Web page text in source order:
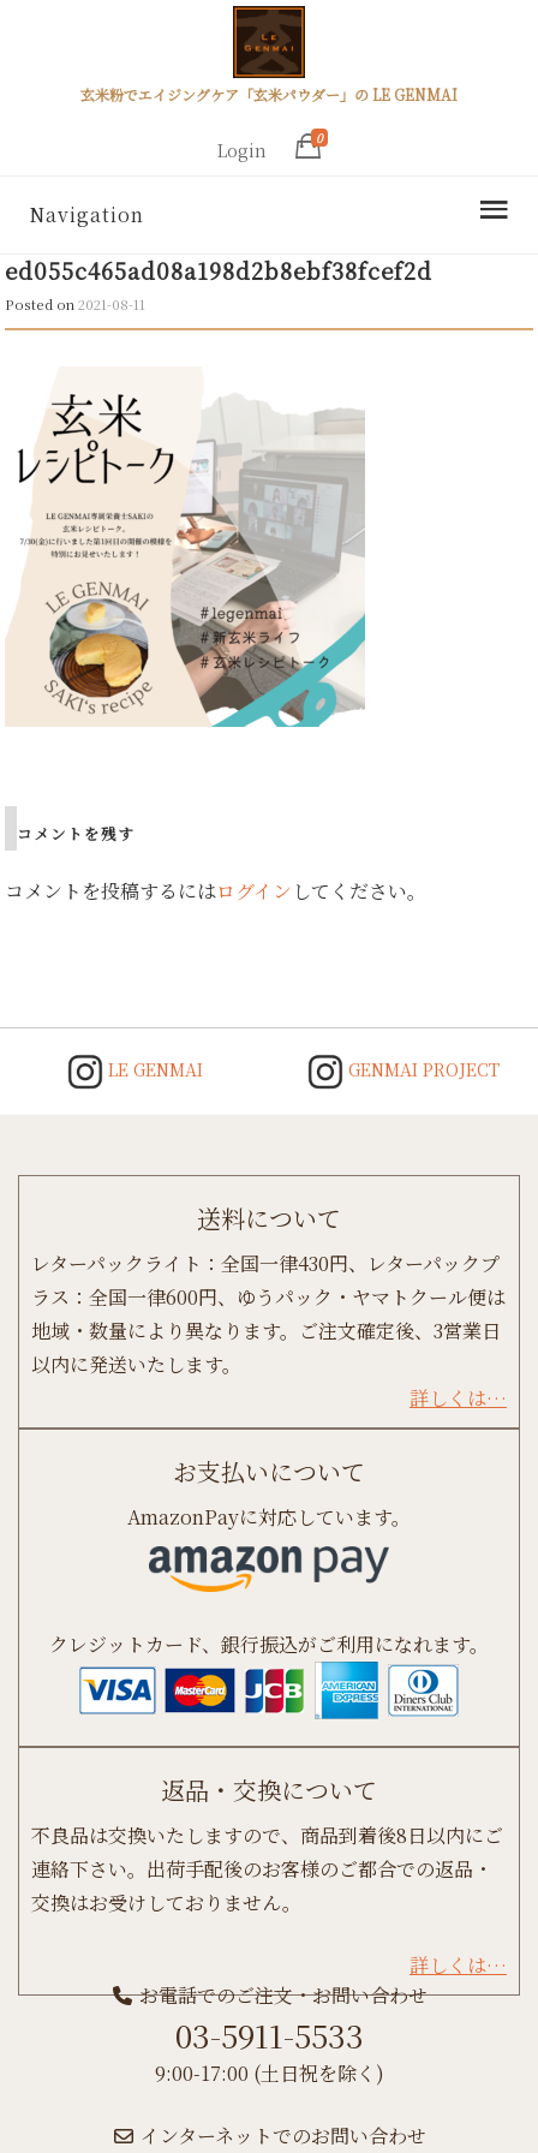
玄米粉でエイジングケア「玄米パウダー」の LE GENMAI
Login
0
Navigation
ed055c465ad08a198d2b8ebf38fcef2d
Posted on2021-08-11
コメントを残す
コメントを投稿するにはログイン してください。
LE GENMAI GENMAI PROJECT
送料について
レターパックライト：全国一律430円、レターパックプ
ラス：全国一律600円、ゆうパック・ヤマトクール便は
地域・数量により異なります。ご注文確定後、3営業日
以内に発送いたします。
詳しくは…
お支払いについて
AmazonPayに対応しています。
クレジットカード、銀行振込がご利用になれます。
返品・交換について
不良品は交換いたしますので、商品到着後8日以内にご
連絡下さい。出荷手配後のお客様のご都合での返品・
交換はお受けしておりません。
詳しくは…
お電話でのご注文・お問い合わせ
03-5911-5533
9:00-17:00 (土日祝を除く)
インターネットでのお問い合わせ